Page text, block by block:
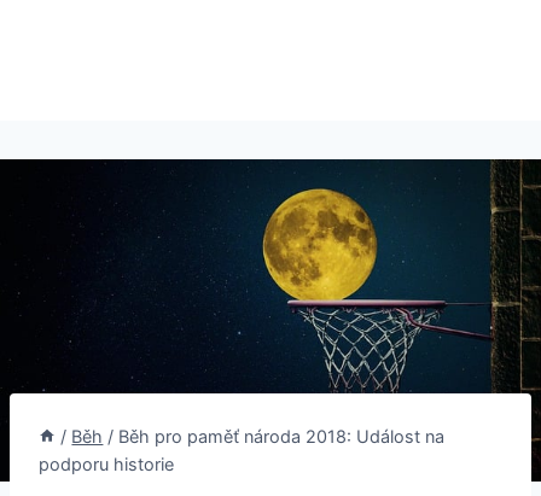
/ Běh / Běh pro paměť národa 2018: Událost na
podporu historie